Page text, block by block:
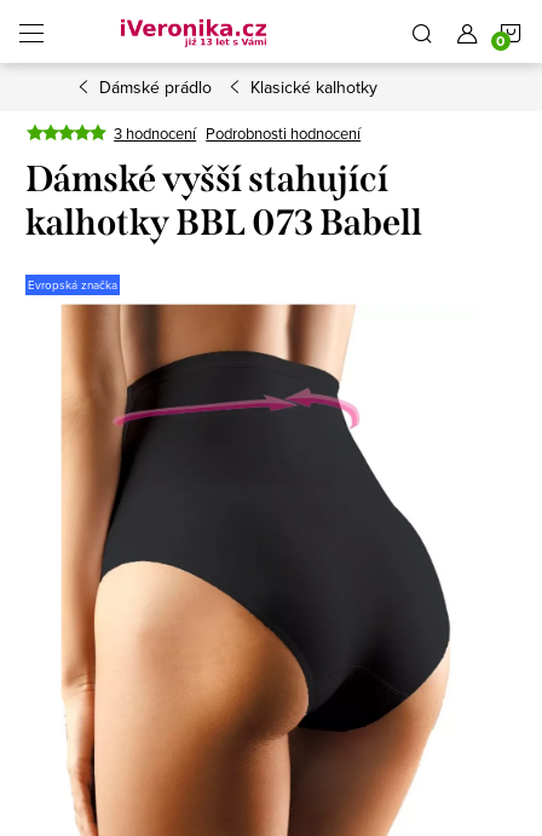
obsah
Dámské prádlo Klasické kalhotky
3 hodnocení Podrobnosti hodnocení
Dámské vyšší stahující
kalhotky BBL 073 Babell
Evropská značka